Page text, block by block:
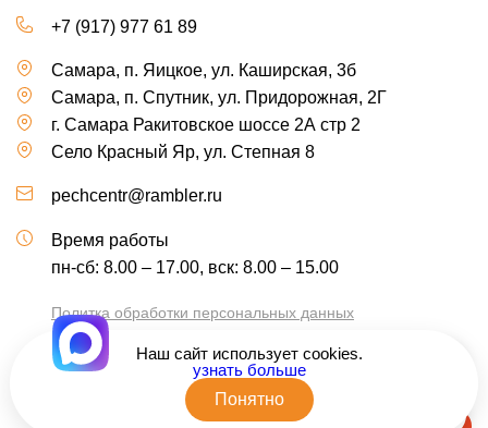
+7 (917) 977 61 89
Самара, п. Яицкое, ул. Каширская, 3б
Самара, п. Спутник, ул. Придорожная, 2Г
г. Самара Ракитовское шоссе 2А стр 2
Село Красный Яр, ул. Степная 8
pechcentr@rambler.ru
Время работы
пн-сб: 8.00 – 17.00, вск: 8.00 – 15.00
Политка обработки персональных данных
Политика использования файлов cookie
© 2026 Все для бани. Все права защищены.
Получить консультацию
Напишите нам в Telegram
Наш сайт использует cookies.
узнать больше
Понятно